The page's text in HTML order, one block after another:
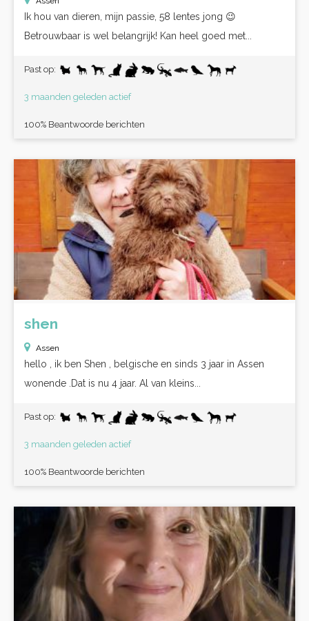
Ik hou van dieren, mijn passie, 58 lentes jong 😉
Betrouwbaar is wel belangrijk! Kan heel goed met...
Past op:
3 maanden geleden actief
100% Beantwoorde berichten
shen
Assen
hello , ik ben Shen , belgische en sinds 3 jaar in Assen
wonende .Dat is nu 4 jaar. Al van kleins...
Past op:
3 maanden geleden actief
100% Beantwoorde berichten